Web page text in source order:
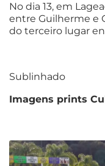
No dia 13, em
entre Guilherme e
do terceiro lugar
Sublinhado
Imagens prints